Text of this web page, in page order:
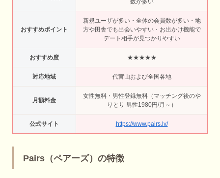
数が多い
おすすめポイント
新規ユーザが多い・全体の会員数が多い・地
方や田舎でも出会いやすい・お出かけ機能で
デート相手が見つかりやすい
おすすめ度 ★★★★★
対応地域 代官山および全国各地
月額料金
女性無料・男性登録無料（マッチング後のや
りとり 男性1980円/月～）
公式サイト https://www.pairs.lv/
Pairs（ペアーズ）の特徴